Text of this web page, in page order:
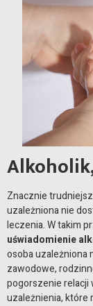
Znacznie
uzależniona nie
leczenia. W takim
uświadomienie
osoba uzależniona
zawodowe,
pogorszenie
uzależnienia, które